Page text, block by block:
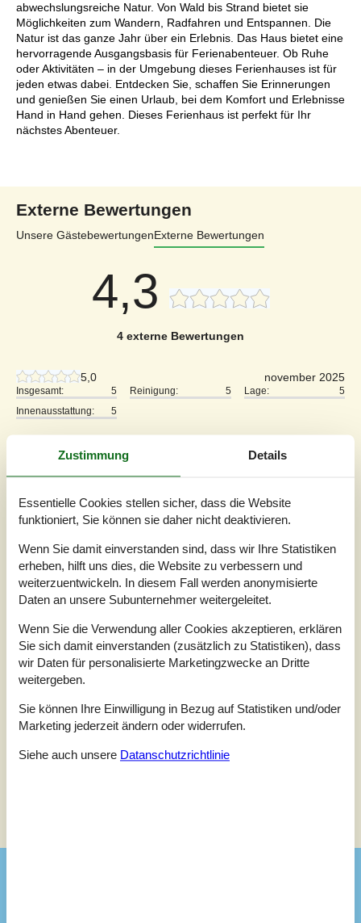
abwechslungsreiche Natur. Von Wald bis Strand bietet sie
Möglichkeiten zum Wandern, Radfahren und Entspannen. Die
Natur ist das ganze Jahr über ein Erlebnis. Das Haus bietet eine
hervorragende Ausgangsbasis für Ferienabenteuer. Ob Ruhe
oder Aktivitäten – in der Umgebung dieses Ferienhauses ist für
jeden etwas dabei. Entdecken Sie, schaffen Sie Erinnerungen
und genießen Sie einen Urlaub, bei dem Komfort und Erlebnisse
Hand in Hand gehen. Dieses Ferienhaus ist perfekt für Ihr
nächstes Abenteuer.
Externe Bewertungen
Unsere GästebewertungenExterne Bewertungen
4,3
4 externe Bewertungen
5,0 november 2025
Insgesamt: 5 Reinigung: 5 Lage:
5
Innenausstattung:
5
5,0 oktober 2025
Allgemein:
Mooi huisje, alles aanwezig voor comfort
2,0 august 2025
Insgesamt: 2
5,0 august 2025
Insgesamt: 5 Reinigung: 5 Lage:
5
Innenausstattung:
Allgemein:
Superhuisje tussen fjerritslev en het strand. Fijn en goed
voorzien. Enige mogelijke opmerking: vloer kraakt soms, maar
niet storend.
Zustimmung Details
Essentielle Cookies stellen sicher, dass die Website
funktioniert, Sie können sie daher nicht deaktivieren.
Wenn Sie damit einverstanden sind, dass wir Ihre Statistiken
erheben, hilft uns dies, die Website zu verbessern und
weiterzuentwickeln. In diesem Fall werden anonymisierte
Daten an unsere Subunternehmer weitergeleitet.
Wenn Sie die Verwendung aller Cookies akzeptieren, erklären
Sie sich damit einverstanden (zusätzlich zu Statistiken), dass
wir Daten für personalisierte Marketingzwecke an Dritte
weitergeben.
Sie können Ihre Einwilligung in Bezug auf Statistiken und/oder
Marketing jederzeit ändern oder widerrufen.
Siehe auch unsere Datanschutzrichtlinie